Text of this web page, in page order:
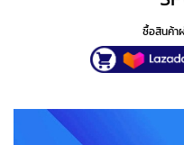
ซื้อสินค้า